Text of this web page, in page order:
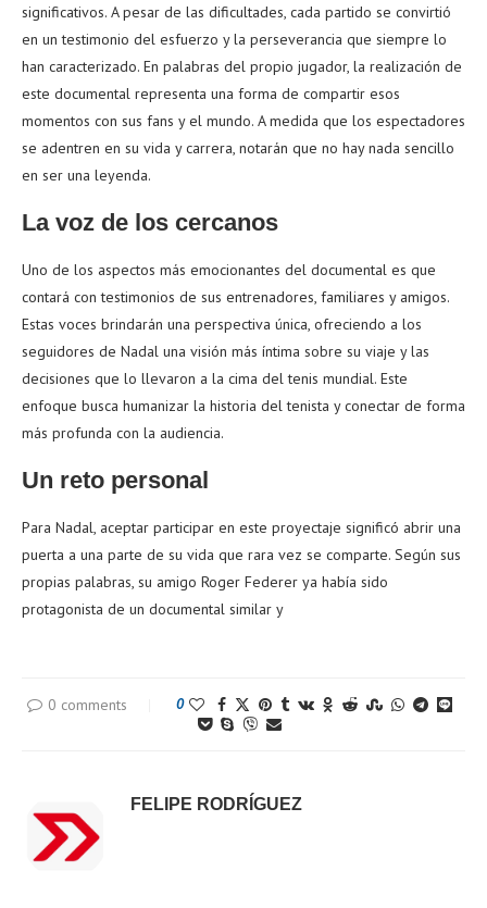
significativos. A pesar de las dificultades, cada partido se convirtió
en un testimonio del esfuerzo y la perseverancia que siempre lo
han caracterizado. En palabras del propio jugador, la realización de
este documental representa una forma de compartir esos
momentos con sus fans y el mundo. A medida que los espectadores
se adentren en su vida y carrera, notarán que no hay nada sencillo
en ser una leyenda.
La voz de los cercanos
Uno de los aspectos más emocionantes del documental es que
contará con testimonios de sus entrenadores, familiares y amigos.
Estas voces brindarán una perspectiva única, ofreciendo a los
seguidores de Nadal una visión más íntima sobre su viaje y las
decisiones que lo llevaron a la cima del tenis mundial. Este
enfoque busca humanizar la historia del tenista y conectar de forma
más profunda con la audiencia.
Un reto personal
Para Nadal, aceptar participar en este proyectaje significó abrir una
puerta a una parte de su vida que rara vez se comparte. Según sus
propias palabras, su amigo Roger Federer ya había sido
protagonista de un documental similar y
0 comments 0
FELIPE RODRÍGUEZ